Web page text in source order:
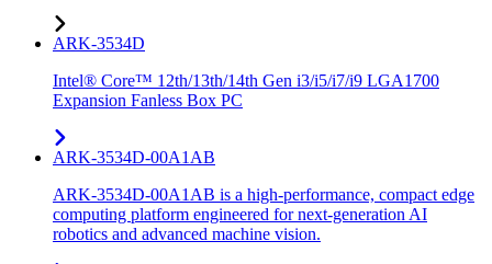
ARK-3534D
Intel® Core™ 12th/13th/14th Gen i3/i5/i7/i9 LGA1700
Expansion Fanless Box PC
ARK-3534D-00A1AB
ARK-3534D-00A1AB is a high-performance, compact edge
computing platform engineered for next-generation AI
robotics and advanced machine vision.